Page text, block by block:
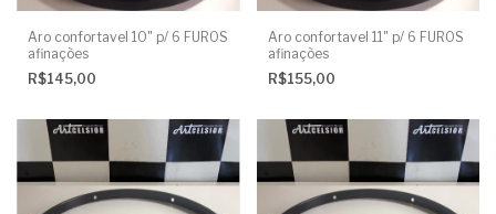
Aro confortavel 10" p/ 6 FUROS
afinações
R$145,00
Aro confortavel 11" p/ 6 FUROS
afinações
R$155,00